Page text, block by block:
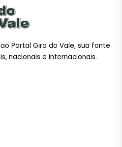
Portal Giro do Vale, sua fonte
nacionais e internacionais.